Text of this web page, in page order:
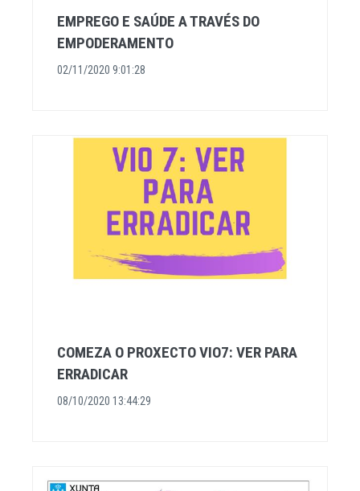
EMPREGO E SAÚDE A TRAVÉS DO
EMPODERAMENTO
02/11/2020 9:01:28
COMEZA O PROXECTO VIO7: VER PARA
ERRADICAR
08/10/2020 13:44:29